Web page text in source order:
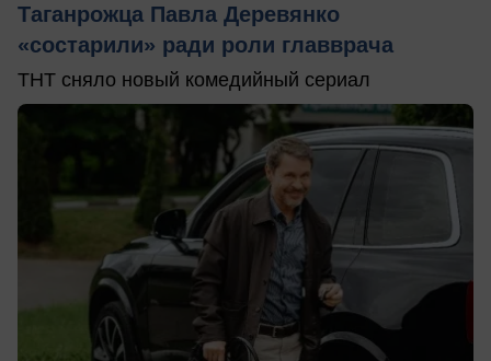
Таганрожца Павла Деревянко
«состарили» ради роли главврача
ТНТ сняло новый комедийный сериал